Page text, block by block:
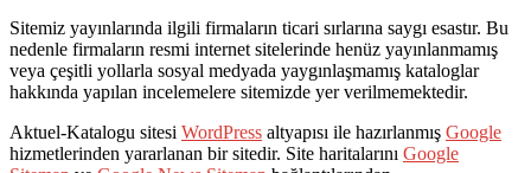
Sitemiz yayınlarında ilgili firmaların ticari sırlarına saygı esastır. Bu
nedenle firmaların resmi internet sitelerinde henüz yayınlanmamış
veya çeşitli yollarla sosyal medyada yaygınlaşmamış kataloglar
hakkında yapılan incelemelere sitemizde yer verilmemektedir.
Aktuel-Katalogu sitesi WordPress altyapısı ile hazırlanmış Google
hizmetlerinden yararlanan bir sitedir. Site haritalarını Google